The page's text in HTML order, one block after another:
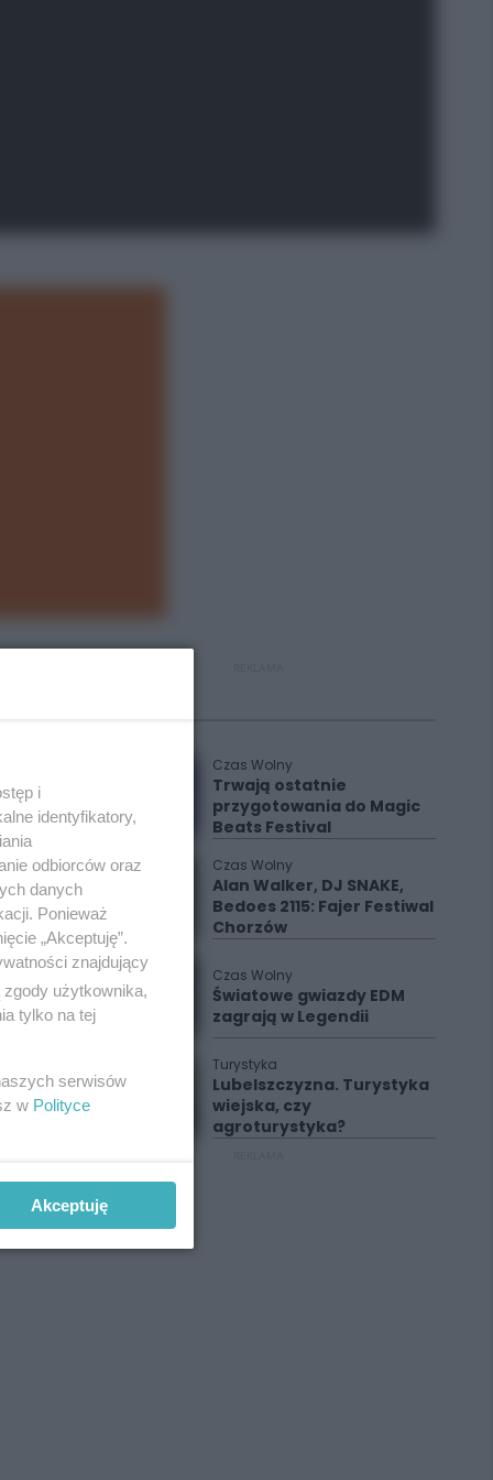
Czas Wolny
Trwają ostatnie
przygotowania do Magic
Beats Festival
Czas Wolny
Alan Walker, DJ SNAKE,
Bedoes 2115: Fajer Festiwal
Chorzów
Czas Wolny
Światowe gwiazdy EDM
zagrają w Legendii
Turystyka
Lubelszczyzna. Turystyka
wiejska, czy
agroturystyka?
i
identyfikatory,
odbiorców oraz
danych
Ponieważ
„Akceptuję”.
znajdujący
użytkownika,
tylko na tej
serwisów
w Polityce
Akceptuję